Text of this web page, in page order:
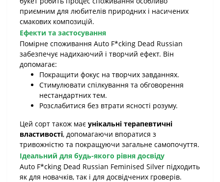
приємним для любителів природних і насичених
смакових композицій.
Ефекти та застосування
Помірне споживання Auto F*cking Dead Russian
забезпечує надихаючий і творчий ефект. Він
допомагає:
Покращити фокус на творчих завданнях.
Стимулювати спілкування та обговорення
нестандартних тем.
Розслабитися без втрати ясності розуму.
Цей сорт також має унікальні терапевтичні
властивості, допомагаючи впоратися з
тривожністю та покращуючи загальне самопочуття.
Ідеальний для будь-якого рівня досвіду
Auto F*cking Dead Russian Feminised Silver підходить
як для новачків, так і для досвідчених гроверів.